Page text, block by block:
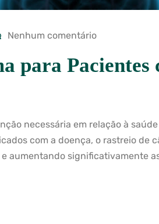
Nenhum comentário
para Pacientes
necessária em relação à
com a doença, o rastreio de
aumentando significativamente